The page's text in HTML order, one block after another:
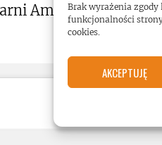
Brak wyrażenia
funkcjonalności
cookies.
AKCEPTUJĘ
Amerykanie